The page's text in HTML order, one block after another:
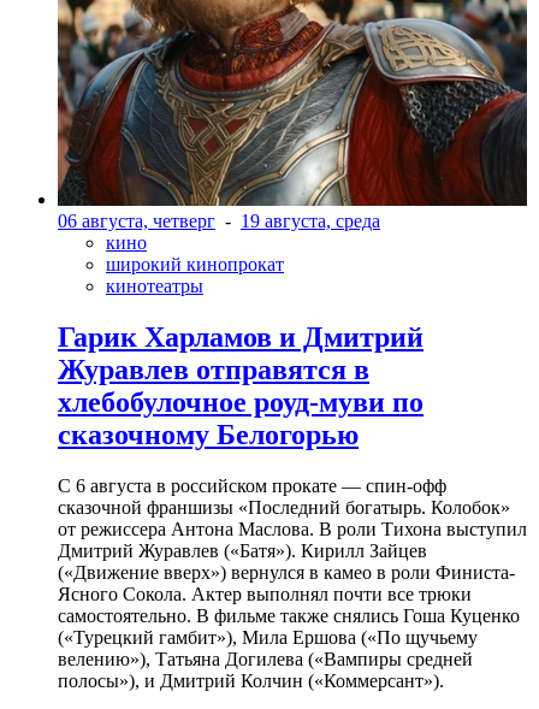
06 августа, четверг - 19 августа, среда
кино
широкий кинопрокат
кинотеатры
Гарик Харламов и Дмитрий
Журавлев отправятся в
хлебобулочное роуд-муви по
сказочному Белогорью
С 6 августа в российском прокате — спин-офф
сказочной франшизы «Последний богатырь. Колобок»
от режиссера Антона Маслова. В роли Тихона выступил
Дмитрий Журавлев («Батя»). Кирилл Зайцев
(«Движение вверх») вернулся в камео в роли Финиста-
Ясного Сокола. Актер выполнял почти все трюки
самостоятельно. В фильме также снялись Гоша Куценко
(«Турецкий гамбит»), Мила Ершова («По щучьему
велению»), Татьяна Догилева («Вампиры средней
полосы»), и Дмитрий Колчин («Коммерсант»).